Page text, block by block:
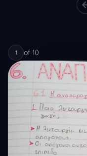
1 of 10